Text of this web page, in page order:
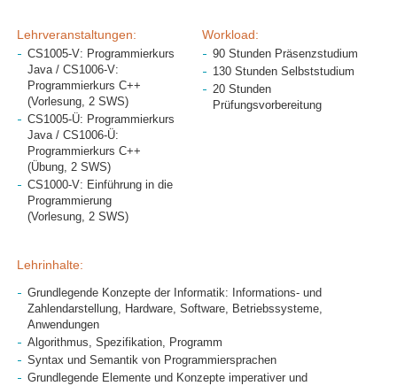
Lehrveranstaltungen:
CS1005-V: Programmierkurs
Java / CS1006-V:
Programmierkurs C++
(Vorlesung, 2 SWS)
CS1005-Ü: Programmierkurs
Java / CS1006-Ü:
Programmierkurs C++
(Übung, 2 SWS)
CS1000-V: Einführung in die
Programmierung
(Vorlesung, 2 SWS)
Workload:
90 Stunden Präsenzstudium
130 Stunden Selbststudium
20 Stunden
Prüfungsvorbereitung
Lehrinhalte:
Grundlegende Konzepte der Informatik: Informations- und
Zahlendarstellung, Hardware, Software, Betriebssysteme,
Anwendungen
Algorithmus, Spezifikation, Programm
Syntax und Semantik von Programmiersprachen
Grundlegende Elemente und Konzepte imperativer und